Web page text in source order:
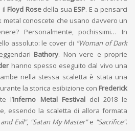
il Floyd Rosedella sua ESP. E a pensarci
metal conoscete che usano davvero un
Personalmente, pochissimi… In
assoluto: le cover di “Woman of Dark
Bathory. Non vere e proprie
hanno spesso eseguito dal vivo una
nella stessa scaletta è stata una
la storica esibizione con Frederick
l’Inferno Metal Festivaldel 2018 le
essendo la scaletta di allora formata
Evil", "Satan My Master"e "Sacrifice".